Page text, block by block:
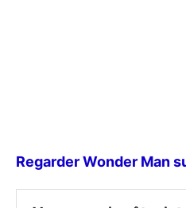
Regarder Wonder Man